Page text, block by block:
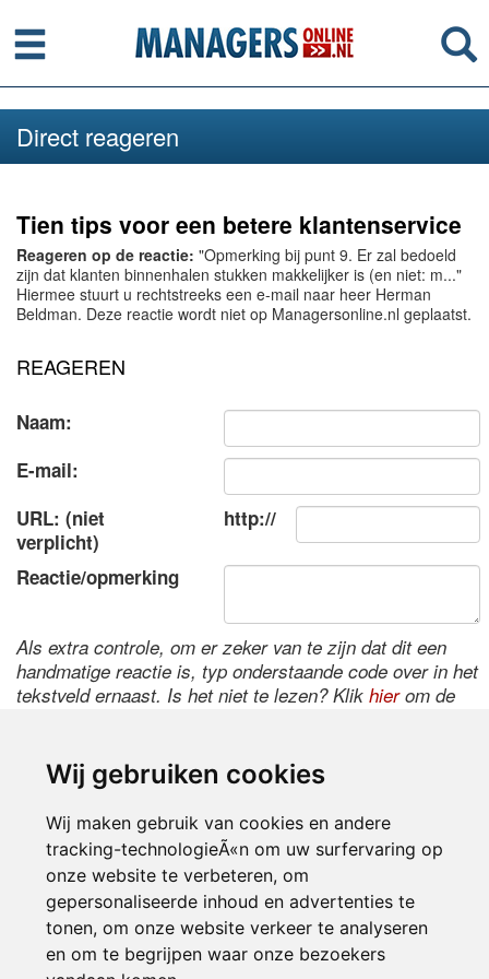
Wij gebruiken cookies
Wij maken gebruik van cookies en andere
tracking-technologieÃ«n om uw surfervaring op
onze website te verbeteren, om
gepersonaliseerde inhoud en advertenties te
tonen, om onze website verkeer te analyseren
en om te begrijpen waar onze bezoekers
Menu
Direct reageren
Tien tips voor een betere klantenservice
Reageren op de reactie: "Opmerking bij punt 9. Er zal bedoeld
zijn dat klanten binnenhalen stukken makkelijker is (en niet: m..."
Hiermee stuurt u rechtstreeks een e-mail naar heer Herman
Beldman. Deze reactie wordt niet op Managersonline.nl geplaatst.
REAGEREN
Naam:
E-mail:
URL: (niet
verplicht)
http://
Reactie/opmerking
Als extra controle, om er zeker van te zijn dat dit een
handmatige reactie is, typ onderstaande code over in het
tekstveld ernaast. Is het niet te lezen? Klik hierom de
Inloggen